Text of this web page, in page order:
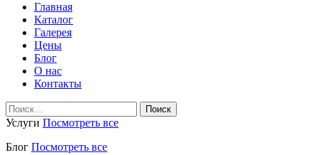
Главная
Каталог
Галерея
Цены
Блог
О нас
Контакты
Найти:
Услуги Посмотреть все
Блог Посмотреть все